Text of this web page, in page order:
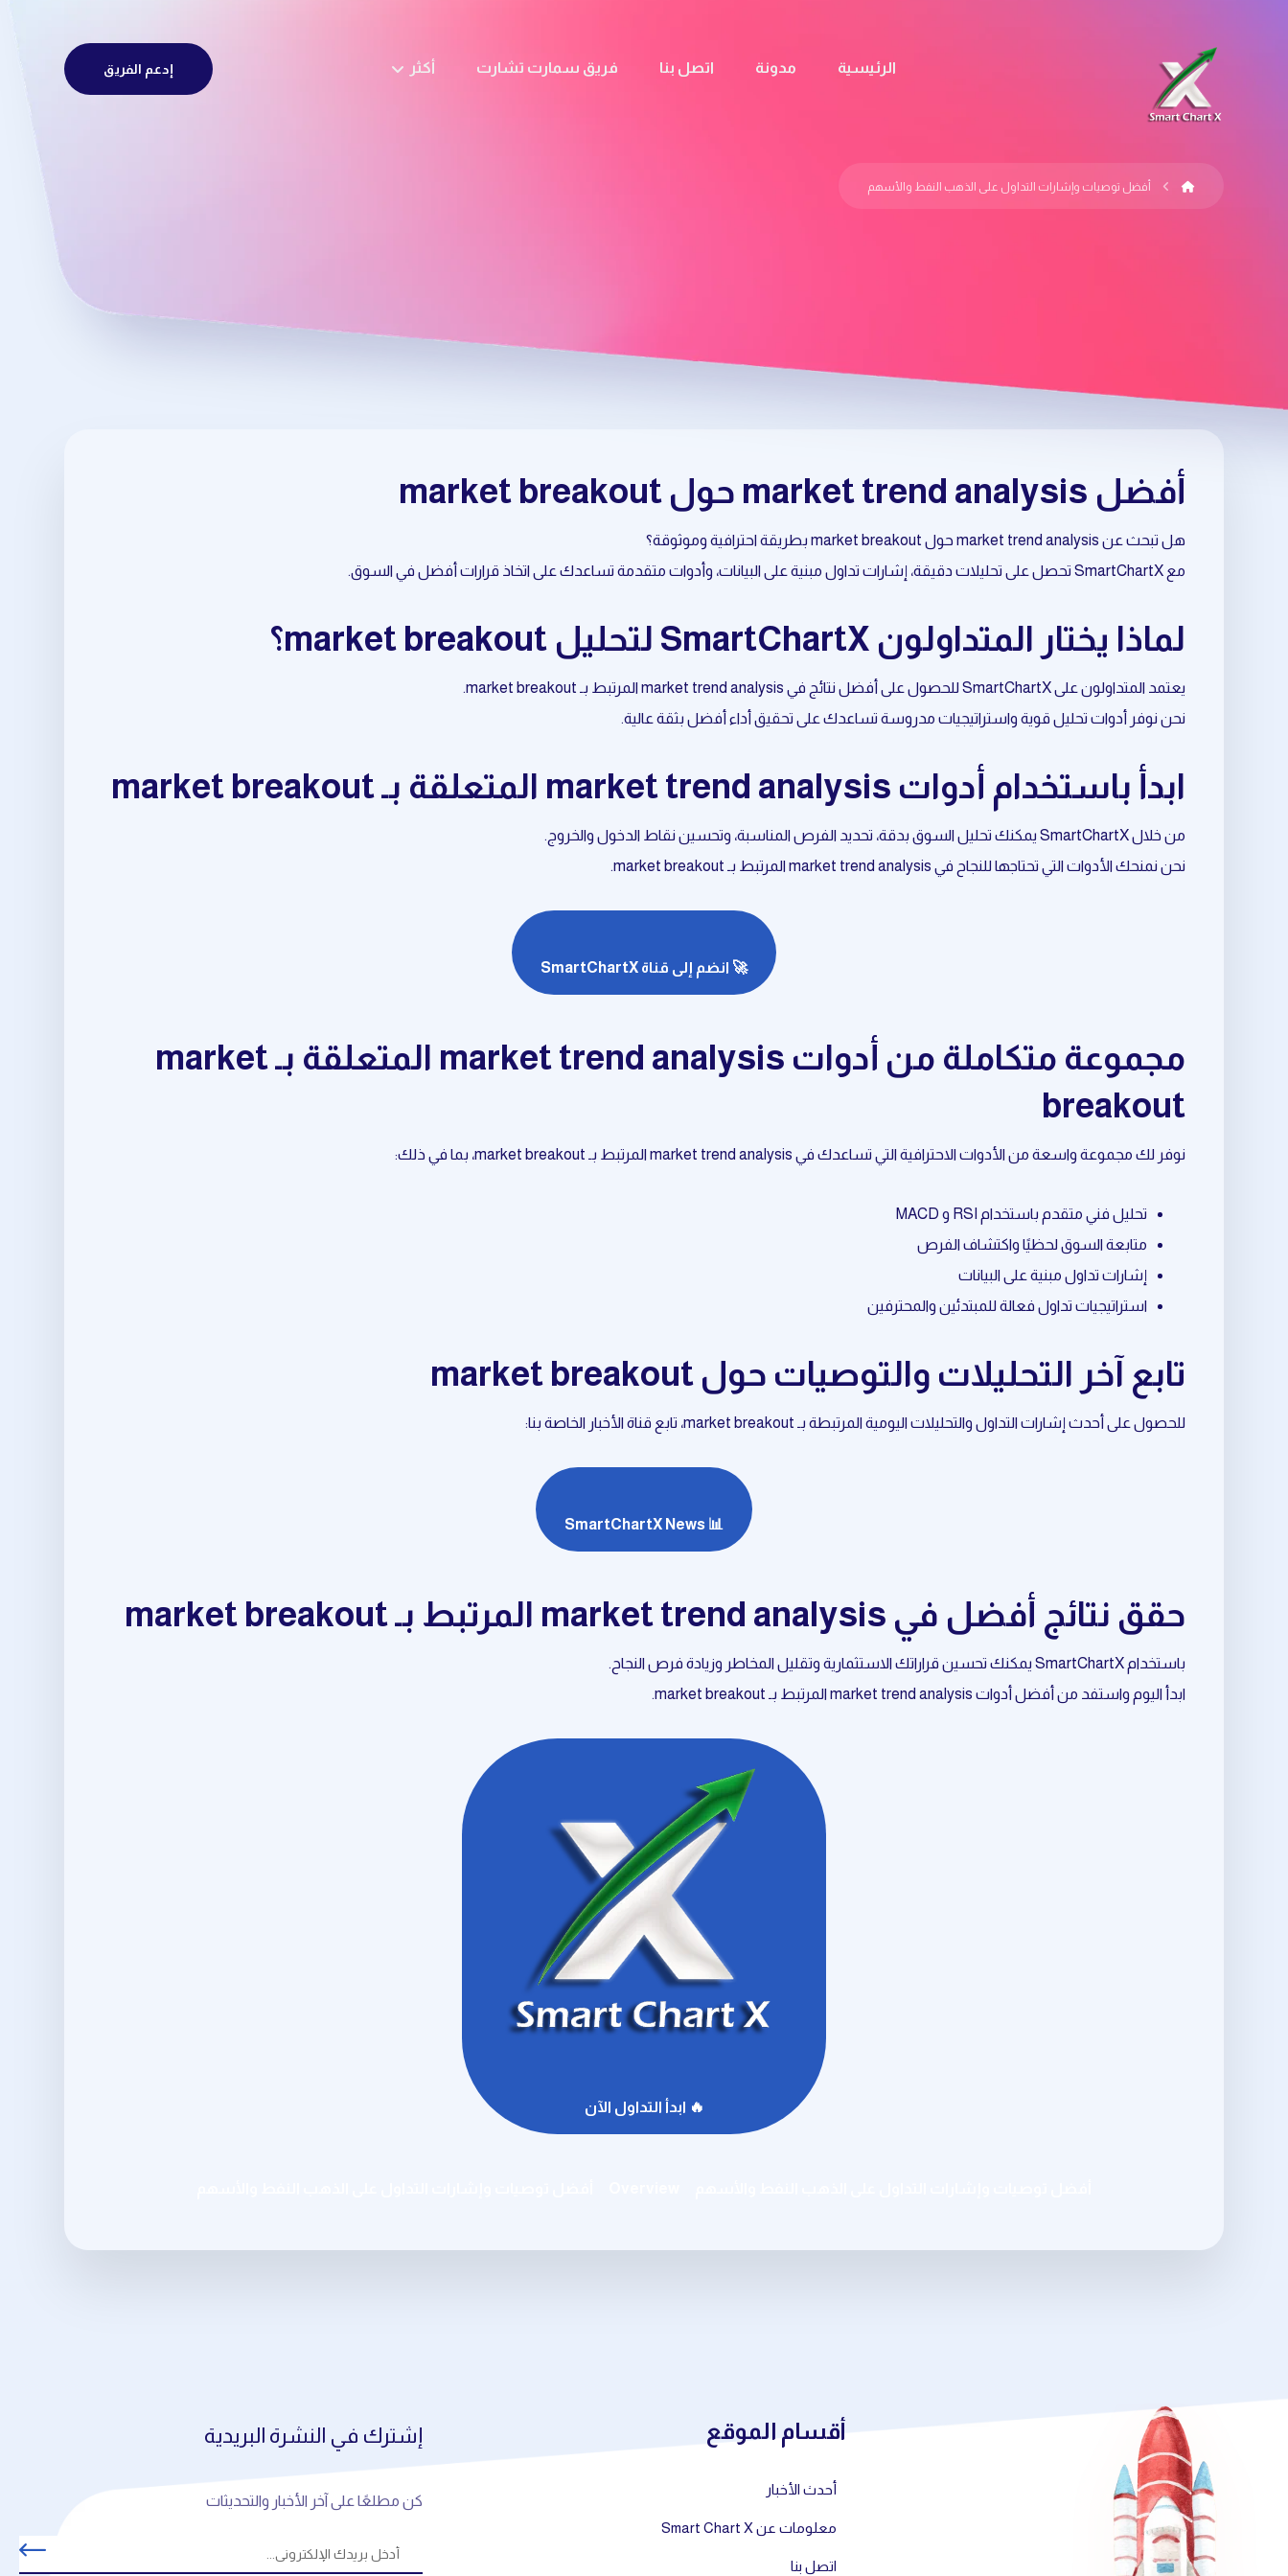
الرئيسية مدونة اتصل بنا فريق سمارت تشارت أكثر إدعم الفريق
أفضل توصيات وإشارات التداول على الذهب النفط والأسهم
أفضل market trend analysis حول market breakout
هل تبحث عن market trend analysis حول market breakout بطريقة احترافية وموثوقة؟
مع SmartChartX تحصل على تحليلات دقيقة، إشارات تداول مبنية على البيانات، وأدوات متقدمة تساعدك على اتخاذ قرارات أفضل في السوق.
لماذا يختار المتداولون SmartChartX لتحليل market breakout؟
يعتمد المتداولون على SmartChartX للحصول على أفضل نتائج في market trend analysis المرتبط بـ market breakout.
نحن نوفر أدوات تحليل قوية واستراتيجيات مدروسة تساعدك على تحقيق أداء أفضل بثقة عالية.
ابدأ باستخدام أدوات market trend analysis المتعلقة بـ market breakout
من خلال SmartChartX يمكنك تحليل السوق بدقة، تحديد الفرص المناسبة، وتحسين نقاط الدخول والخروج.
نحن نمنحك الأدوات التي تحتاجها للنجاح في market trend analysis المرتبط بـ market breakout.
🚀 انضم إلى قناة SmartChartX
مجموعة متكاملة من أدوات market trend analysis المتعلقة بـ market
breakout
نوفر لك مجموعة واسعة من الأدوات الاحترافية التي تساعدك في market trend analysis المرتبط بـ market breakout، بما في ذلك:
تحليل فني متقدم باستخدام RSI و MACD
متابعة السوق لحظيًا واكتشاف الفرص
إشارات تداول مبنية على البيانات
استراتيجيات تداول فعالة للمبتدئين والمحترفين
تابع آخر التحليلات والتوصيات حول market breakout
للحصول على أحدث إشارات التداول والتحليلات اليومية المرتبطة بـ market breakout، تابع قناة الأخبار الخاصة بنا:
📊 SmartChartX News
حقق نتائج أفضل في market trend analysis المرتبط بـ market breakout
باستخدام SmartChartX يمكنك تحسين قراراتك الاستثمارية وتقليل المخاطر وزيادة فرص النجاح.
ابدأ اليوم واستفد من أفضل أدوات market trend analysis المرتبط بـ market breakout.
🔥 ابدأ التداول الآن
أقسام الموقع
أحدث الأخبار
معلومات عن Smart Chart X
اتصل بنا
إشترك في النشرة البريدية
كن مطلعًا على آخر الأخبار والتحديثات